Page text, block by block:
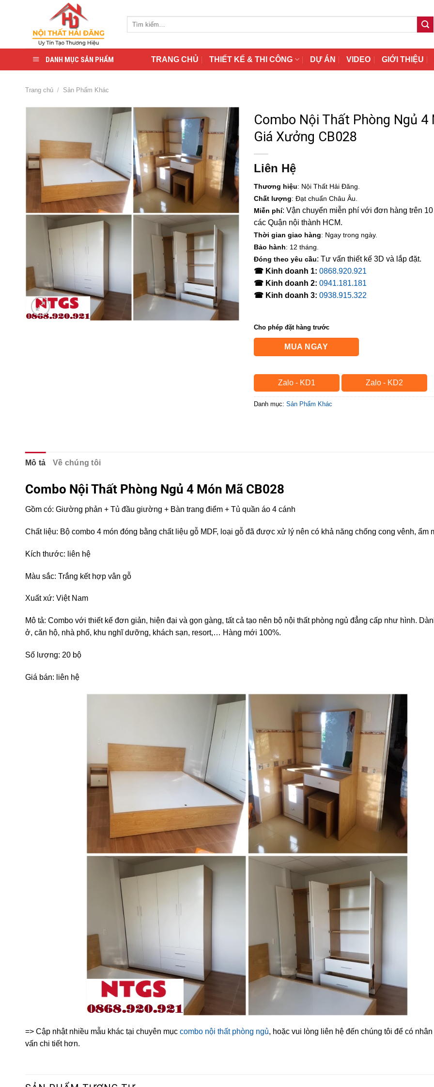
DANH MỤC SẢN PHẨM TRANG CHỦ THIẾT KẾ & THI CÔNG DỰ ÁN VIDEO GIỚI THIỆU
Trang chủ / Sản Phẩm Khác
Combo Nội Thất Phòng Ngủ 4
Giá Xưởng CB028
Liên Hệ
Thương hiệu: Nội Thất Hải Đăng.
Chất lượng: Đạt chuẩn Châu Âu.
Miễn phí: Vận chuyển miễn phí với đơn hàng trên 10
các Quận nội thành HCM.
Thời gian giao hàng: Ngay trong ngày.
Bảo hành: 12 tháng.
Đóng theo yêu cầu: Tư vấn thiết kế 3D và lắp đặt.
☎ Kinh doanh 1: 0868.920.921
☎ Kinh doanh 2: 0941.181.181
☎ Kinh doanh 3: 0938.915.322
Cho phép đặt hàng trước
MUA NGAY
Zalo - KD1 Zalo - KD2
Danh mục: Sản Phẩm Khác
Mô tả Về chúng tôi
Combo Nội Thất Phòng Ngủ 4 Món Mã CB028
Gồm có: Giường phản + Tủ đầu giường + Bàn trang điểm + Tủ quần áo 4 cánh
Chất liệu: Bộ combo 4 món đóng bằng chất liệu gỗ MDF, loại gỗ đã được xử lý nên có khả năng chống cong vênh, ẩm
Kích thước: liên hệ
Màu sắc: Trắng kết hợp vân gỗ
Xuất xứ: Việt Nam
Mô tả: Combo với thiết kế đơn giản, hiện đại và gọn gàng, tất cả tạo nên bộ nội thất phòng ngủ đẳng cấp như hình.
ở, căn hộ, nhà phố, khu nghĩ dưỡng, khách sạn, resort,… Hàng mới 100%.
Số lượng: 20 bộ
Giá bán: liên hệ
=> Cập nhật nhiều mẫu khác tại chuyên mục combo nội thất phòng ngủ, hoặc vui lòng liên hệ đến chúng tôi để có
vấn chi tiết hơn.